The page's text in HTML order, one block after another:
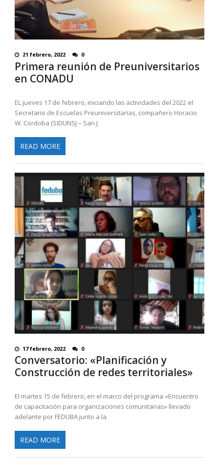
21 febrero, 2022 0
Primera reunión de Preuniversitarios
en CONADU
EL jueves 17 de febrero, iniciando las actividades del 2022 el
Secretario de Escuelas Preuniversitarias, compañero Horacio
W. Cordoba (SIDUNSJ – San J
READ MORE
17 febrero, 2022 0
Conversatorio: «Planificación y
Construcción de redes territoriales»
El martes 15 de febrero, en el marco del programa «Encuentro
de capacitación para organizaciones comunitarias» llevado
adelante por FEDUBA junto a la
READ MORE